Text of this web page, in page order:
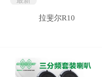
拉斐尔R10